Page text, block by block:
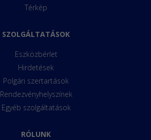
Térkép
SZOLGÁLTATÁSOK
Eszközbérlet
Hirdetések
Polgári szertartások
Rendezvényhelyszínek
Egyéb szolgáltatások
RÓLUNK